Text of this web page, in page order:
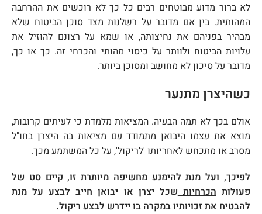
לא ברור מדוע מבוטחים רבים כל כך לא רוכשים את ההרחבה
המהותית. בין אם מדובר על רשלנות מצד סוכן הביטוח שלא
מבהיר בפניהם את נחיצותה, או שמא על רצונם להוזיל את
עלויות הביטוח ולוותר על כיסוי מהותי והכרחי זה. כך או כך,
מדובר על סיכון לא מחושב ומסוכן ביותר.
כשהיצרן מתנער
אולם בכך לא תמה הבעיה. המציאות מלמדת כי לעיתים קרובות,
מוצא את עצמו היבואן מתמודד עם מציאות בה היצרן בחו"ל
מסרב או מתכחש לאחריותו 'לריקול', על כל המשתמע מכך.
לפיכך, ועל מנת להימנע מחשיפה מיותרת זו, קיים סט של
פעולותהכרחיותשכל יצרן או יבואן חייב לבצע על מנת
להבטיח את זכויותיו במקרה בו יידרש לבצע ריקול.